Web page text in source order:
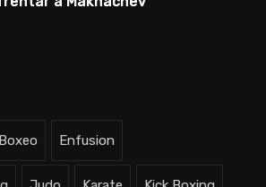
Boxeo Enfusion